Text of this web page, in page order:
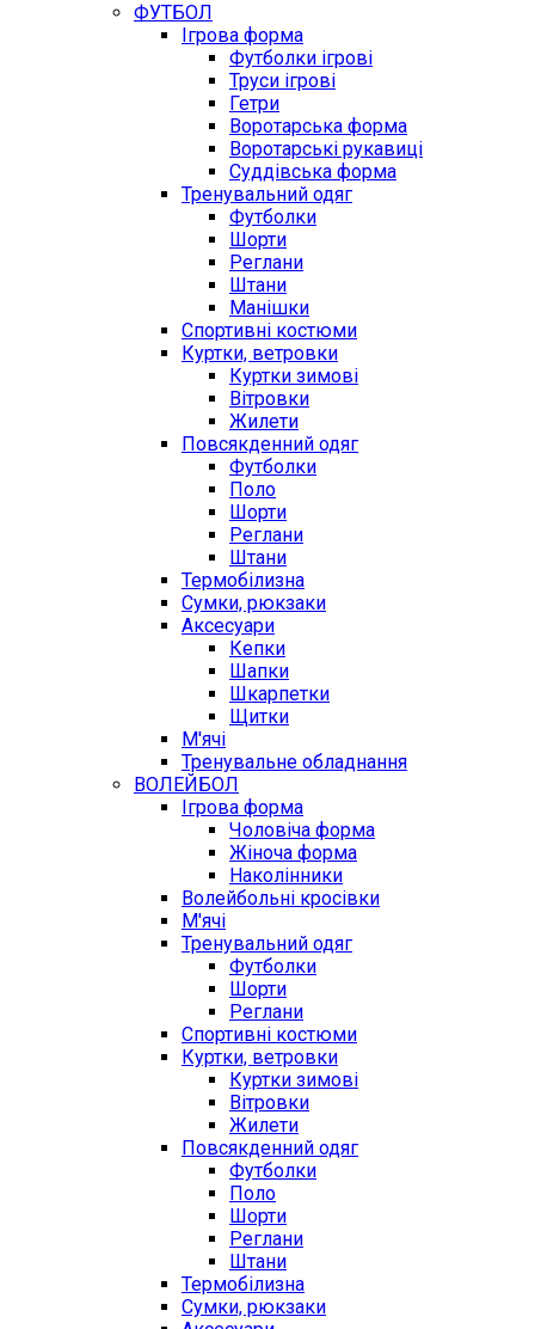
ФУТБОЛ
Ігрова форма
Футболки ігрові
Труси ігрові
Гетри
Воротарська форма
Воротарські рукавиці
Суддівська форма
Тренувальний одяг
Футболки
Шорти
Реглани
Штани
Манішки
Спортивні костюми
Куртки, ветровки
Куртки зимові
Вітровки
Жилети
Повсякденний одяг
Футболки
Поло
Шорти
Реглани
Штани
Термобілизна
Сумки, рюкзаки
Аксесуари
Кепки
Шапки
Шкарпетки
Щитки
М'ячі
Тренувальне обладнання
ВОЛЕЙБОЛ
Ігрова форма
Чоловіча форма
Жіноча форма
Наколінники
Волейбольні кросівки
М'ячі
Тренувальний одяг
Футболки
Шорти
Реглани
Спортивні костюми
Куртки, ветровки
Куртки зимові
Вітровки
Жилети
Повсякденний одяг
Футболки
Поло
Шорти
Реглани
Штани
Термобілизна
Сумки, рюкзаки